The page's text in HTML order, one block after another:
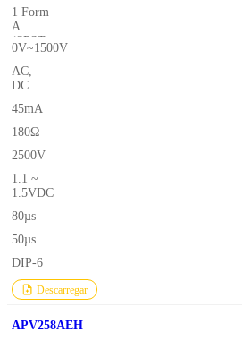
1 Form
A
(SPST-
NO)
0V~1500V
AC,
DC
45mA
180Ω
2500V
1.1 ~
1.5VDC
80µs
50µs
DIP-6
Descarregar
APV258AEH